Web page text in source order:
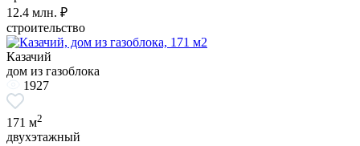
12.4 млн. ₽
строительство
Казачий
дом из газоблока
1927
171 м2
двухэтажный